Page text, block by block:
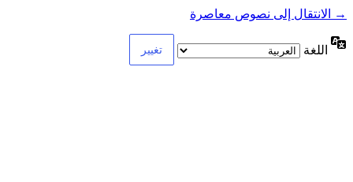
→ الانتقال إلى نصوص معاصرة
اللغة